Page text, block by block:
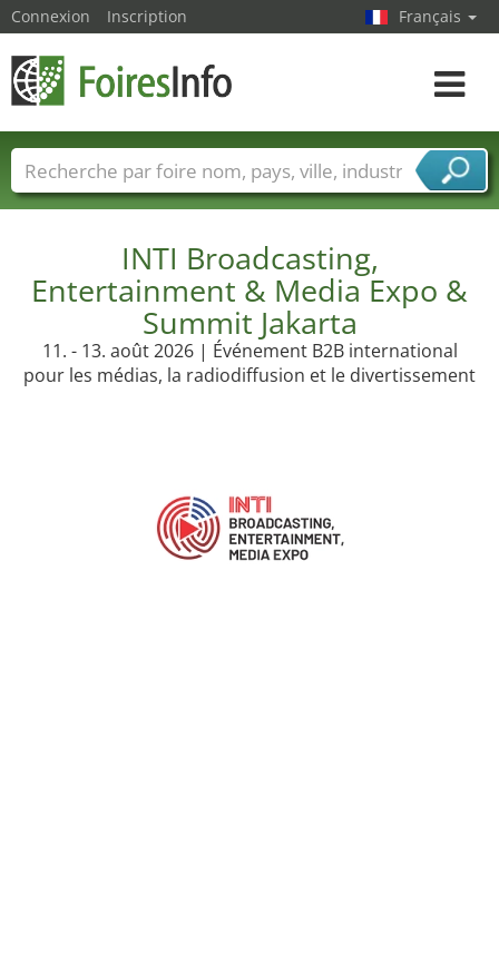
INTI Broadcasting,
Entertainment & Media Expo &
Summit Jakarta
11. - 13. août 2026 | Événement B2B international
pour les médias, la radiodiffusion et le divertissement
Connexion Inscription Français
Toggle
Foire noms Pays Villes
Secteurs de foire